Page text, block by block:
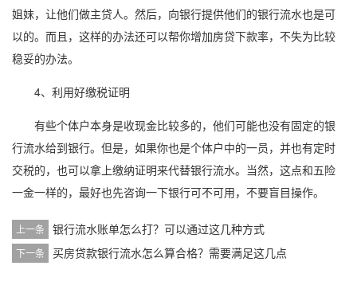
姐妹，让他们做主贷人。然后，向银行提供他们的银行流水也是可
以的。而且，这样的办法还可以帮你增加房贷下款率，不失为比较
稳妥的办法。
4、利用好缴税证明
有些个体户本身是收现金比较多的，他们可能也没有固定的银
行流水给到银行。但是，如果你也是个体户中的一员，并也有定时
交税的，也可以拿上缴纳证明来代替银行流水。当然，这点和五险
一金一样的，最好也先咨询一下银行可不可用，不要盲目操作。
上一条 银行流水账单怎么打？可以通过这几种方式
下一条 买房贷款银行流水怎么算合格？需要满足这几点